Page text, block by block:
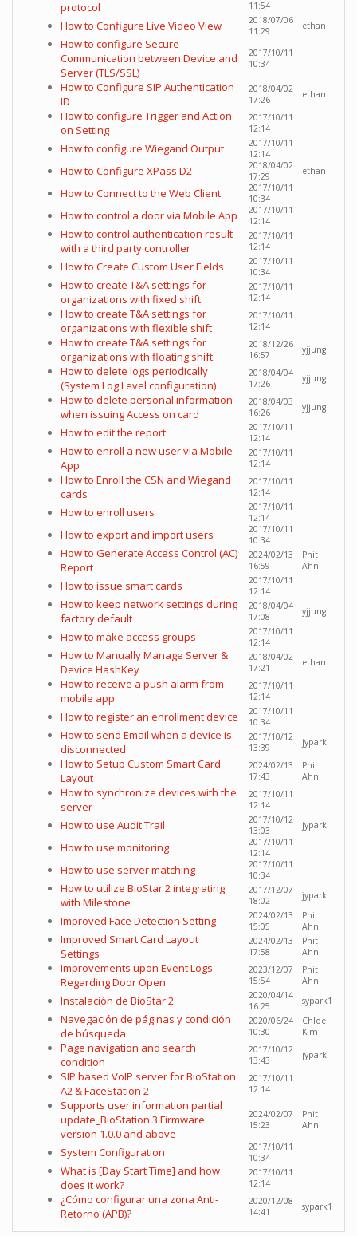
protocol
11:54
How to Configure Live Video View
2018/07/06
11:29
ethan
How to configure Secure
Communication between Device and
Server (TLS/SSL)
2017/10/11
10:34
How to Configure SIP Authentication
ID
2018/04/02
17:26
ethan
How to configure Trigger and Action
on Setting
2017/10/11
12:14
How to configure Wiegand Output
2017/10/11
12:14
How to Configure XPass D2
2018/04/02
17:29
ethan
How to Connect to the Web Client
2017/10/11
10:34
How to control a door via Mobile App
2017/10/11
12:14
How to control authentication result
with a third party controller
2017/10/11
12:14
How to Create Custom User Fields
2017/10/11
10:34
How to create T&A settings for
organizations with fixed shift
2017/10/11
12:14
How to create T&A settings for
organizations with flexible shift
2017/10/11
12:14
How to create T&A settings for
organizations with floating shift
2018/12/26
16:57
yjjung
How to delete logs periodically
(System Log Level configuration)
2018/04/04
17:26
yjjung
How to delete personal information
when issuing Access on card
2018/04/03
16:26
yjjung
How to edit the report
2017/10/11
12:14
How to enroll a new user via Mobile
App
2017/10/11
12:14
How to Enroll the CSN and Wiegand
cards
2017/10/11
12:14
How to enroll users
2017/10/11
12:14
How to export and import users
2017/10/11
10:34
How to Generate Access Control (AC)
Report
2024/02/13
16:59
Phit
Ahn
How to issue smart cards
2017/10/11
12:14
How to keep network settings during
factory default
2018/04/04
17:08
yjjung
How to make access groups
2017/10/11
12:14
How to Manually Manage Server &
Device HashKey
2018/04/02
17:21
ethan
How to receive a push alarm from
mobile app
2017/10/11
12:14
How to register an enrollment device
2017/10/11
10:34
How to send Email when a device is
disconnected
2017/10/12
13:39
jypark
How to Setup Custom Smart Card
Layout
2024/02/13
17:43
Phit
Ahn
How to synchronize devices with the
server
2017/10/11
12:14
How to use Audit Trail
2017/10/12
13:03
jypark
How to use monitoring
2017/10/11
12:14
How to use server matching
2017/10/11
10:34
How to utilize BioStar 2 integrating
with Milestone
2017/12/07
18:02
jypark
Improved Face Detection Setting
2024/02/13
15:05
Phit
Ahn
Improved Smart Card Layout
Settings
2024/02/13
17:58
Phit
Ahn
Improvements upon Event Logs
Regarding Door Open
2023/12/07
15:54
Phit
Ahn
Instalación de BioStar 2
2020/04/14
16:25
sypark1
Navegación de páginas y condición
de búsqueda
2020/06/24
10:30
Chloe
Kim
Page navigation and search
condition
2017/10/12
13:43
jypark
SIP based VoIP server for BioStation
A2 & FaceStation 2
2017/10/11
12:14
Supports user information partial
update_BioStation 3 Firmware
version 1.0.0 and above
2024/02/07
15:23
Phit
Ahn
System Configuration
2017/10/11
10:34
What is [Day Start Time] and how
does it work?
2017/10/11
12:14
¿Cómo configurar una zona Anti-
Retorno (APB)?
2020/12/08
14:41
sypark1